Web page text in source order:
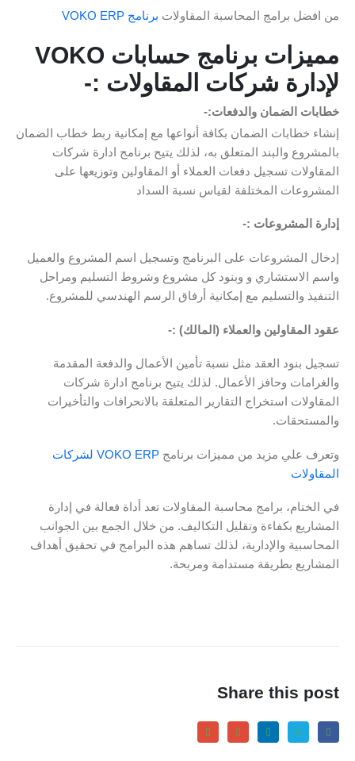
من افضل برامج المحاسبة المقاولات برنامج VOKO ERP
مميزات برنامج حسابات VOKO
لإدارة شركات المقاولات :-
خطابات الضمان والدفعات:-
إنشاء خطابات الضمان بكافة أنواعها مع إمكانية ربط خطاب الضمان
بالمشروع والبند المتعلق به، لذلك يتيح برنامج ادارة شركات
المقاولات تسجيل دفعات العملاء أو المقاولين وتوزيعها على
المشروعات المختلفة لقياس نسبة السداد
إدارة المشروعات :-
إدخال المشروعات على البرنامج وتسجيل اسم المشروع والعميل
واسم الاستشاري و وبنود كل مشروع وشروط التسليم ومراحل
التنفيذ والتسليم مع إمكانية أرفاق الرسم الهندسي للمشروع.
عقود المقاولين والعملاء (المالك) :-
تسجيل بنود العقد مثل نسبة تأمين الأعمال والدفعة المقدمة
والغرامات وحافز الأعمال. لذلك يتيح برنامج ادارة شركات
المقاولات استخراج التقارير المتعلقة بالانحرافات والتأخيرات
والمستحقات.
وتعرف علي مزيد من مميزات برنامج
VOKO ERP لشركات
المقاولات
في الختام، برامج محاسبة المقاولات تعد أداة فعالة في إدارة
المشاريع بكفاءة وتقليل التكاليف. من خلال الجمع بين الجوانب
المحاسبية والإدارية، لذلك تساهم هذه البرامج في تحقيق أهداف
المشاريع بطريقة مستدامة ومربحة.
Share this post